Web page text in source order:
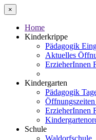
×
Home
Kinderkrippe
Pädagogik
Aktuelles
ErzieherInnen
Kindergarten
Pädagogik
Öffnungszeiten
ErzieherInnen
Schule
Waldorfschule